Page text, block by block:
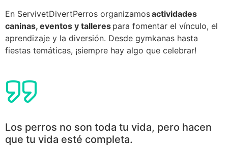
En ServivetDivertPerros organizamosactividades
caninas, eventos y talleres para fomentar el vínculo, el
aprendizaje y la diversión. Desde gymkanas hasta
fiestas temáticas, ¡siempre hay algo que celebrar!
Los perros no son toda tu vida, pero hacen
que tu vida esté completa.